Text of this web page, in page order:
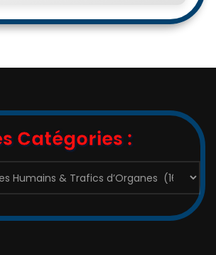
Catégories :